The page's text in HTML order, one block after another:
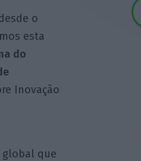
o
esta
do
Inovação
global que